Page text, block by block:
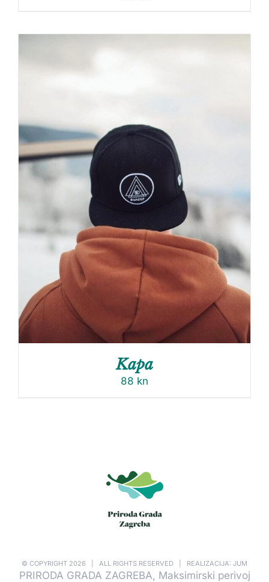
Kapa
88 kn
© COPYRIGHT 2026 | ALL RIGHTS RESERVED | REALIZACIJA: JUM
PRIRODA GRADA ZAGREBA, Maksimirski perivoj